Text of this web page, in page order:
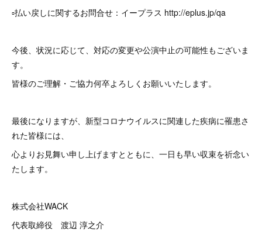
▫️払い戻しに関するお問合せ：イープラス http://eplus.jp/qa
今後、状況に応じて、対応の変更や公演中止の可能性もございま
す。
皆様のご理解・ご協力何卒よろしくお願いいたします。
最後になりますが、新型コロナウイルスに関連した疾病に罹患さ
れた皆様には、
心よりお見舞い申し上げますとともに、一日も早い収束を祈念い
たします。
株式会社WACK
代表取締役 渡辺 淳之介